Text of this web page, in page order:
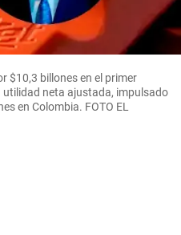
$10,3 billones en el primer
utilidad neta ajustada, impulsado
en Colombia. FOTO EL